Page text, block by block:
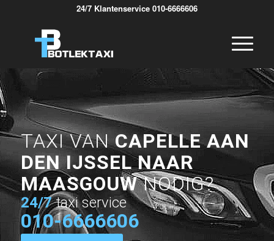
24/7 Klantenservice 010-6666606
TAXI VANCAPELLE AAN
DEN IJSSEL NAAR
MAASGOUWNODIG?
24/7 taxi service
010-6666606